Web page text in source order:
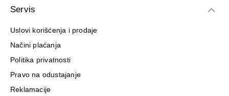
Servis
Uslovi korišćenja i prodaje
Načini plaćanja
Politika privatnosti
Pravo na odustajanje
Reklamacije